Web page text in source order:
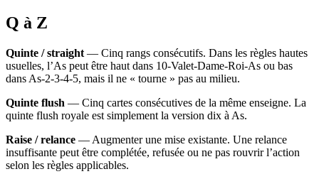
Q à Z
Quinte / straight — Cinq rangs consécutifs. Dans les règles hautes
usuelles, l’As peut être haut dans 10-Valet-Dame-Roi-As ou bas
dans As-2-3-4-5, mais il ne « tourne » pas au milieu.
Quinte flush — Cinq cartes consécutives de la même enseigne. La
quinte flush royale est simplement la version dix à As.
Raise / relance — Augmenter une mise existante. Une relance
insuffisante peut être complétée, refusée ou ne pas rouvrir l’action
selon les règles applicables.